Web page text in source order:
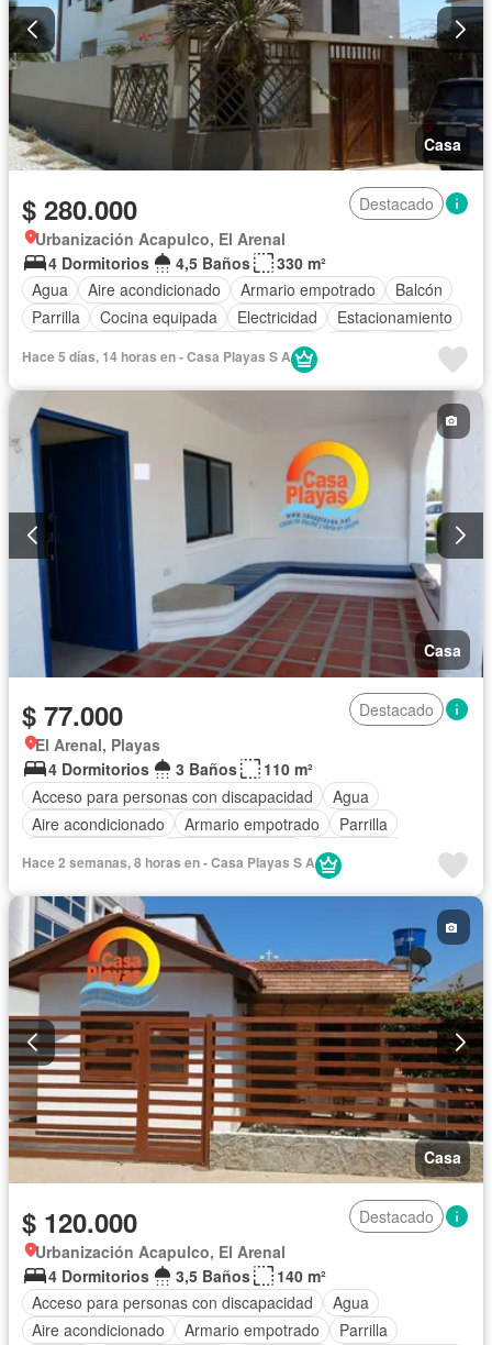
Casa
$ 280.000
Destacado
Urbanización Acapulco, El Arenal
4 Dormitorios
4,5 Baños
330 m²
Agua
Aire acondicionado Armario empotrado
Balcón
Parrilla
Cocina equipada Electricidad
Estacionamiento
Jardín
Hace 5 días, 14 horas en - Casa Playas S A
Casa
$ 77.000
Destacado
El Arenal, Playas
4 Dormitorios
3 Baños
110 m²
Acceso para personas con discapacidad
Agua
Aire acondicionado
Armario empotrado
Parrilla
Electricidad
Garita de guardianía Internet
Jardín
Patio
Piscina
Completamente amoblado
Hace 2 semanas, 8 horas en - Casa Playas S A
Casa
$ 120.000
Destacado
Urbanización Acapulco, El Arenal
4 Dormitorios
3,5 Baños
140 m²
Acceso para personas con discapacidad
Agua
Aire acondicionado
Armario empotrado
Parrilla